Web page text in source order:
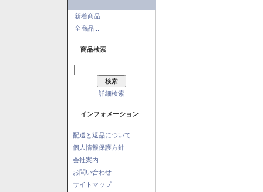
新着商品...
全商品...
商品検索
詳細検索
インフォメーション
配送と返品について
個人情報保護方針
会社案内
お問い合わせ
サイトマップ